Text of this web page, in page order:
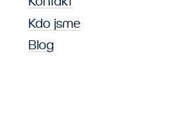
Kdo jsme
Blog